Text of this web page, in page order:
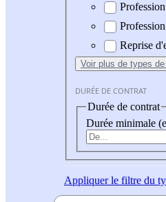
Reprise
Voir plus de types
DURÉE DE CONTRAT
Durée de contrat
Durée minimale
Appliquerle filtre du